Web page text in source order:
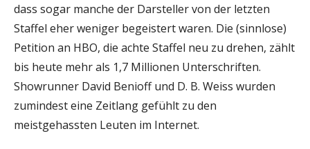
dass sogar manche der Darsteller von der letzten
Staffel eher weniger begeistert waren. Die (sinnlose)
Petition an HBO, die achte Staffel neu zu drehen, zählt
bis heute mehr als 1,7 Millionen Unterschriften.
Showrunner David Benioff und D. B. Weiss wurden
zumindest eine Zeitlang gefühlt zu den
meistgehassten Leuten im Internet.